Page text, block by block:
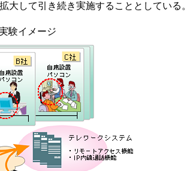
大して引き続き実施することとしている。
験イメージ